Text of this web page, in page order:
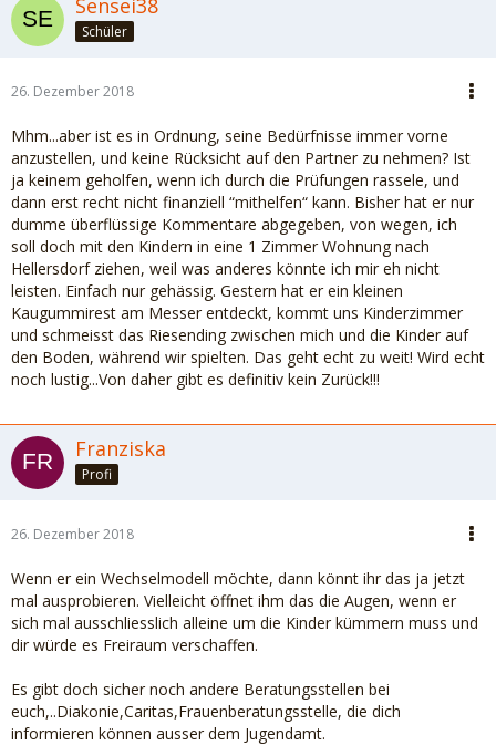
Sensei38
Schüler
26. Dezember 2018
Mhm...aber ist es in Ordnung, seine Bedürfnisse immer vorne
anzustellen, und keine Rücksicht auf den Partner zu nehmen? Ist
ja keinem geholfen, wenn ich durch die Prüfungen rassele, und
dann erst recht nicht finanziell “mithelfen“ kann. Bisher hat er nur
dumme überflüssige Kommentare abgegeben, von wegen, ich
soll doch mit den Kindern in eine 1 Zimmer Wohnung nach
Hellersdorf ziehen, weil was anderes könnte ich mir eh nicht
leisten. Einfach nur gehässig. Gestern hat er ein kleinen
Kaugummirest am Messer entdeckt, kommt uns Kinderzimmer
und schmeisst das Riesending zwischen mich und die Kinder auf
den Boden, während wir spielten. Das geht echt zu weit! Wird echt
noch lustig...Von daher gibt es definitiv kein Zurück!!!
Franziska
Profi
26. Dezember 2018
Wenn er ein Wechselmodell möchte, dann könnt ihr das ja jetzt
mal ausprobieren. Vielleicht öffnet ihm das die Augen, wenn er
sich mal ausschliesslich alleine um die Kinder kümmern muss und
dir würde es Freiraum verschaffen.
Es gibt doch sicher noch andere Beratungsstellen bei
euch,..Diakonie,Caritas,Frauenberatungsstelle, die dich
informieren können ausser dem Jugendamt.